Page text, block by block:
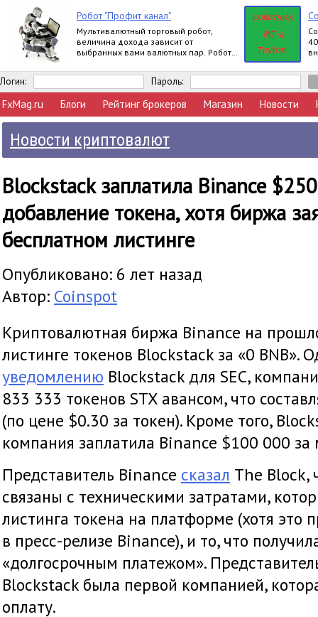
Робот "Профит канал"
Мультивалютный торговый робот,
величина дохода зависит от
выбранных вами валютных пар. Робот
Логин: Пароль:
FxMag.ru Блоги Рейтинг брокеров Магазин Новости
Новости криптовалют
Blockstack заплатила Binance
добавление токена, хотя биржа
бесплатном листинге
Опубликовано: 6 лет назад
Автор: Coinspot
Криптовалютная биржа Binance на
листинге токенов Blockstack за «0 BNB».
уведомлению Blockstack для SEC,
833 333 токенов STX авансом, что
(по цене $0.30 за токен). Кроме того,
компания заплатила Binance $100 000 за
Представитель Binance сказал The Block,
связаны с техническими затратами,
листинга токена на платформе (хотя это
в пресс-релизе Binance), и то, что
«долгосрочным платежом».
Blockstack была первой компанией,
оплату.